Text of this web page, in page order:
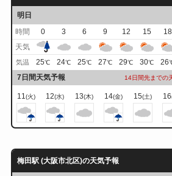
明日
時間
0 3 6 9 12 15 18
天気
気温 25℃ 24℃ 25℃ 27℃ 29℃ 30℃ 26
7日間天気予報 14日間先までの
11(火) 12(水) 13(木) 14(金) 15(土) 16
梅田駅 (大阪市北区)の天気予報